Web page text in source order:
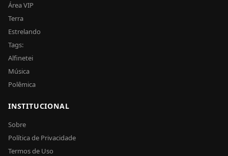
Área VIP
Terra
Estrelando
Tags:
Alfinetei
Música
Polêmica
INSTITUCIONAL
Sobre
Política de Privacidade
Termos de Uso